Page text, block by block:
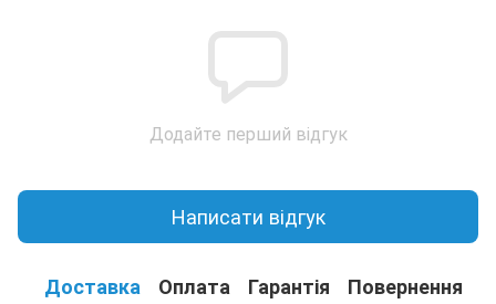
Додайте перший відгук
Написати відгук
Доставка Оплата Гарантія Повернення